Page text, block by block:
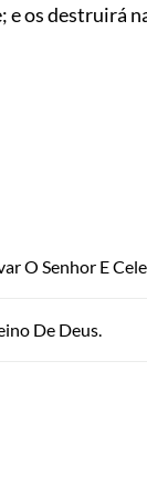
e os destruirá
O Senhor E
De Deus.